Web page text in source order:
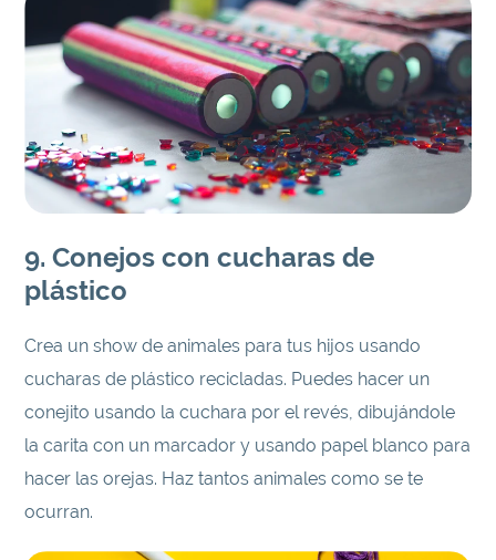
9. Conejos con cucharas de
plástico
Crea un show de animales para tus hijos usando
cucharas de plástico recicladas. Puedes hacer un
conejito usando la cuchara por el revés, dibujándole
la carita con un marcador y usando papel blanco para
hacer las orejas. Haz tantos animales como se te
ocurran.